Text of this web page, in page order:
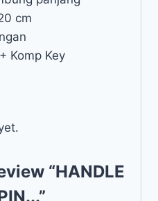
cm
Komp Key
“HANDLE